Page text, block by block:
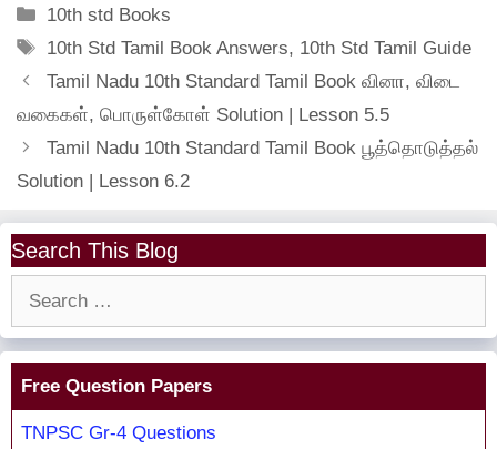
Categories
10th std Books
Tags
10th Std Tamil Book Answers, 10th Std Tamil Guide
Tamil Nadu 10th Standard Tamil Book வினா, விடை
வகைகள், பொருள்கோள் Solution | Lesson 5.5
Tamil Nadu 10th Standard Tamil Book பூத்தொடுத்தல்
Solution | Lesson 6.2
Search This Blog
Free Question Papers
TNPSC Gr-4 Questions